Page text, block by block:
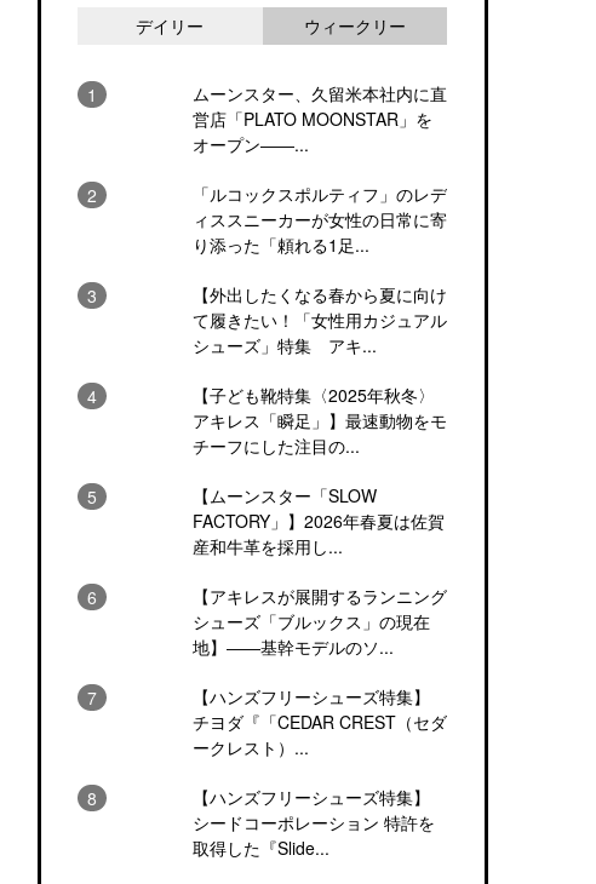
デイリー ウィークリー
ムーンスター、久留米本社内に直
営店「PLATO MOONSTAR」を
オープン――...
「ルコックスポルティフ」のレデ
ィススニーカーが女性の日常に寄
り添った「頼れる1足...
【外出したくなる春から夏に向け
て履きたい！「女性用カジュアル
シューズ」特集 アキ...
【子ども靴特集〈2025年秋冬〉
アキレス「瞬足」】最速動物をモ
チーフにした注目の...
【ムーンスター「SLOW
FACTORY」】2026年春夏は佐賀
産和牛革を採用し...
【アキレスが展開するランニング
シューズ「ブルックス」の現在
地】――基幹モデルのソ...
【ハンズフリーシューズ特集】
チヨダ『「CEDAR CREST（セダ
ークレスト）...
【ハンズフリーシューズ特集】
シードコーポレーション 特許を
取得した『Slide...